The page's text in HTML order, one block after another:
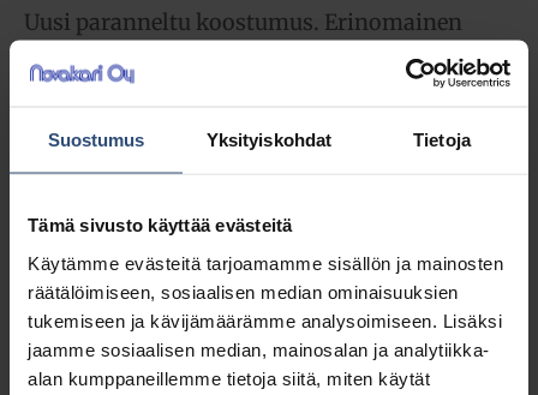
Suostumus Yksityiskohdat Tietoja
Tämä sivusto käyttää evästeitä
Käytämme evästeitä tarjoamamme sisällön ja mainosten
räätälöimiseen, sosiaalisen median ominaisuuksien
tukemiseen ja kävijämäärämme analysoimiseen. Lisäksi
jaamme sosiaalisen median, mainosalan ja analytiikka-
alan kumppaneillemme tietoja siitä, miten käytät
Uusi paranneltu koostumus. Erinomainen
johtokyky, ei absorboi ultraäänivärähtelyä.
Optimaalinen ultraääni-diagnostiikkaan.
Erinomainen ultraäänihoitoihin
(54,42€
LISÄÄ OSTOSKORIIN
Yhteensä: 43,36 €